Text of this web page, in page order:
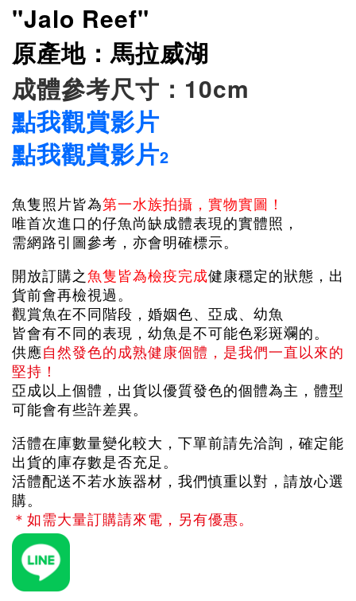
"Jalo Reef"
原產地：馬拉威湖
成體參考尺寸：10cm
點我觀賞影片
點我觀賞影片2
魚隻照片皆為第一水族拍攝，實物實圖！
唯首次進口的仔魚尚缺成體表現的實體照，
需網路引圖參考，亦會明確標示。
開放訂購之 魚隻皆為檢疫完成健康穩定的狀態，出
貨前會再檢視過。
觀賞魚在不同階段，婚姻色、亞成、幼魚
皆會有不同的表現，幼魚是不可能色彩斑斕的。
供應 自然發色的成熟健康個體，是我們一直以來的
堅持！
亞成以上個體，出貨以優質發色的個體為主，體型
可能會有些許差異。
活體在庫數量變化較大，下單前請先洽詢，確定能
出貨的庫存數是否充足。
活體配送不若水族器材，我們慎重以對，請放心選
購。
＊如需大量訂購請來電，另有優惠。